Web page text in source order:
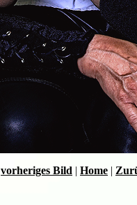
vorheriges Bild | Home |